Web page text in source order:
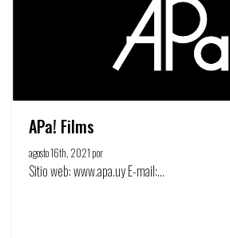
APa! Films
agosto 16th, 2021 por
Sitio web: www.apa.uy E-mail:...